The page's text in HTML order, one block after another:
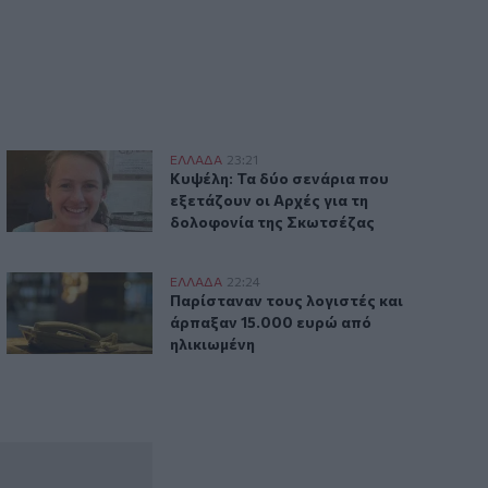
Κυψέλη: Τα δύο σενάρια που εξετάζουν οι Αρχές για τη
ΕΛΛAΔΑ 23:21
Κυψέλη: Τα δύο σενάρια που
Κυψέλη: Τα δύο σενάρια που
εξετάζουν οι Αρχές για τη
δολοφονία της Σκωτσέζας
τους πληγέντες
Καστοριά: Νέα τηλεφωνική απάτη με λεία 15.000 ευρώ
ΕΛΛAΔΑ 22:24
Παρίσταναν τους λογιστές και
Παρίσταναν τους λογιστές και
άρπαξαν 15.000 ευρώ από
ηλικιωμένη